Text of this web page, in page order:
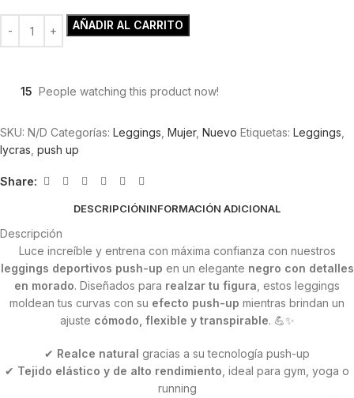
AÑADIR AL CARRITO
15 People watching this product now!
SKU: N/D Categorías: Leggings Mujer, Nuevo Etiquetas: Leggings
lycras push up
Share:
DESCRIPCIÓNINFORMACIÓN ADICIONAL
Descripción
Luce increíble y entrena con máxima confianza con nuestros
leggings deportivos push-up en un elegante negro con detalles
en morado. Diseñados para realzar tu figura , estos leggings
moldean tus curvas con su efecto push-up mientras brindan un
ajuste cómodo, flexible y transpirable. 💪✨
✔ Realce natural gracias a su tecnología push-up
✔ Tejido elástico y de alto rendimiento , ideal para gym, yoga o
running